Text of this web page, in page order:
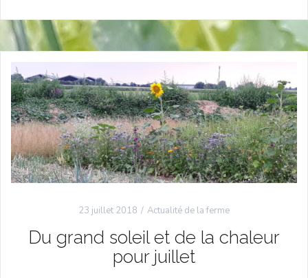
23 juillet 2018 Actualité de la ferme
Du grand soleil et de la chaleur
pour juillet